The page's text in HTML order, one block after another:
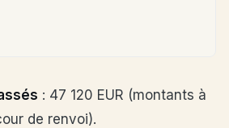
: 47 120 EUR (montants à
de renvoi).